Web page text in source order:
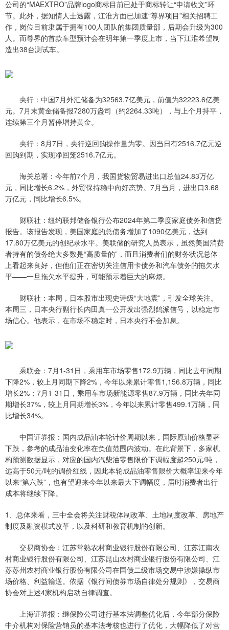
公司的“MAEXTRO”品牌logo商标目前已处于商标转让“申请收文”环
节。此外，据知情人士透露，江淮方面已加速“尊界项目”相关招聘工
作，岗位目前隶属于拥有100人团队的集团质量部，后期会升级为300
人。而尊界的首款车型预计会在明年第一季度上市，当下江淮希望制
造出38台测试车。
央行：中国7月外汇储备为32563.7亿美元，前值为32223.6亿美
元。7月末黄金储备报7280万盎司（约2264.33吨），与上个月持平，
连续第三个月暂停增持黄金。
央行：8月7日，央行逆回购操作量为零。因当日有2516.7亿元逆
回购到期，实现净回笼2516.7亿元。
海关总署：今年前7个月，我国货物贸易进出口总值24.83万亿
元，同比增长6.2%，外贸保持稳中向好态势。7月当月，进出口3.68
万亿元，同比增长6.5%。
财联社：纽约联邦储备银行公布2024年第二季度家庭债务和信贷
报告。该报告发现，美国家庭的总债务增加了1090亿美元，达到
17.80万亿美元的创纪录水平。美联储的研究人员表示，虽然美国消费
者持有的债务绝大多数是“高质量的”，而且消费者们的财务状况总体
上看起来良好，但他们正在密切关注信用卡债务和汽车债务的拖欠水
平——一旦拖欠水平提升，可能预示着巨大的麻烦。
财联社：本周，日本股市出现史诗级“大地震”，引发全球关注。
本周三，日本央行副行长内田真一公开发出强烈鸽派信号，以稳定市
场信心。他表示，在市场不稳定时，日本央行不会加息。
乘联会：7月1-31日，乘用车市场零售172.9万辆，同比去年同期
下降2%，较上月同期下降2%，今年以来累计零售1,156.8万辆，同比
增长2%；7月1-31日，乘用车市场新能源零售87.9万辆，同比去年同
期增长37%，较上月同期增长3%，今年以来累计零售499.1万辆，同
比增长34%。
中国证券报：国内成品油本轮计价周期以来，国际原油价格显著
下跌，参考的成品油变化率在负值范围内波动。在此背景下，多家机
构预测数据显示，对应的国内汽柴油零售限价下调幅度超250元/吨，
远高于50元/吨的调价红线，因此本轮成品油零售限价大概率迎来今年
以来“第六跌”，也有望迎来今年以来最大下调幅度，届时消费者出行
成本将继续下降。
1、总体来看，三中全会将关注财税体制改革、土地制度改革、房地产
制度及融资模式改革，以及科研和教育机制的创新。
交易商协会：江苏常熟农村商业银行股份有限公司、江苏江南农
村商业银行股份有限公司、江苏昆山农村商业银行股份有限公司、江
苏苏州农村商业银行股份有限公司在国债二级市场交易中涉嫌操纵市
场价格、利益输送。依据《银行间债券市场自律处分规则》，交易商
协会对上述4家机构启动自律调查。
上海证券报：继保险公司进行基本法调整优化后，今年部分保险
中介机构对保险营销员的基本法考核也进行了优化，大幅降低了对营